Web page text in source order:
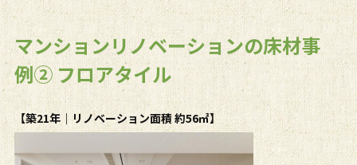
マンションリノベーションの床材事
例② フロアタイル
【築21年｜リノベーション面積 約56㎡】